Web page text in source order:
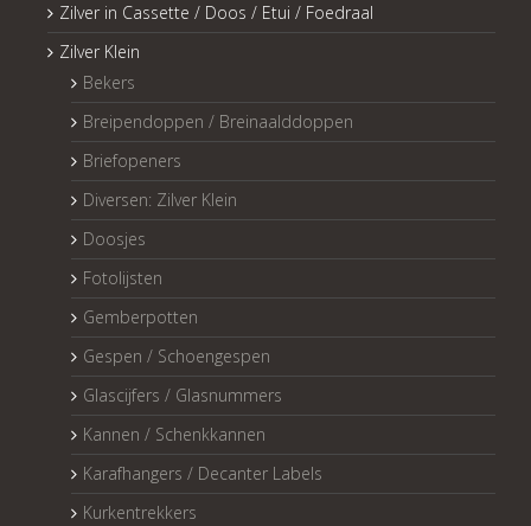
Zilver in Cassette / Doos / Etui / Foedraal
Zilver Klein
Bekers
Breipendoppen / Breinaalddoppen
Briefopeners
Diversen: Zilver Klein
Doosjes
Fotolijsten
Gemberpotten
Gespen / Schoengespen
Glascijfers / Glasnummers
Kannen / Schenkkannen
Karafhangers / Decanter Labels
Kurkentrekkers